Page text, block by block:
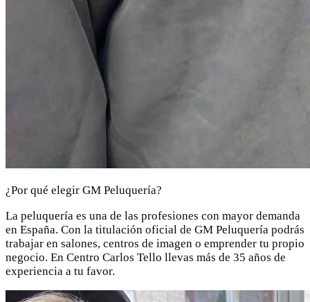
¿Por qué elegir GM Peluquería?
La peluquería es una de las profesiones con mayor demanda
en España. Con la titulación oficial de GM Peluquería podrás
trabajar en salones, centros de imagen o emprender tu propio
negocio. En Centro Carlos Tello llevas más de 35 años de
experiencia a tu favor.